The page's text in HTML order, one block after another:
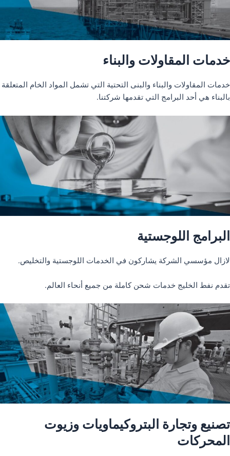
خدمات المقاولات والبناء
خدمات المقاولات والبناء والبنى التحتية التي تشمل المواد الخام المتعلقة
بالبناء هي أحد البرامج التي تقدمها شركتنا.
البرامج اللوجستية
لازال مؤسسي الشركة يشاركون في الخدمات اللوجستية والتخليص.
تقدم نفط الخليج خدمات شحن كاملة من جميع أنحاء العالم.
تصنيع وتجارة البتروكيماويات وزيوت
المحركات